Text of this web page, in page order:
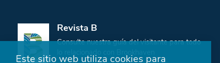
Revista B
Consulte nuestra guía del visitante para todo
Este sitio web utiliza cookies para